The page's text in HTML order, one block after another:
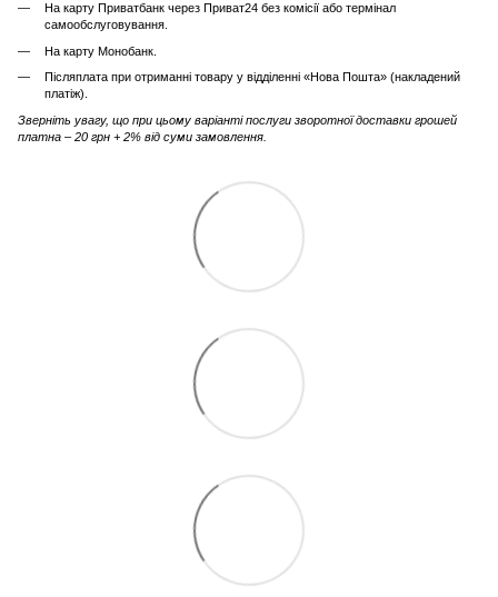
На карту Приватбанк через Приват24 без комісії або термінал
самообслуговування.
На карту Монобанк.
Післяплата при отриманні товару у відділенні «Нова Пошта» (накладений
платіж).
Зверніть увагу, що при цьому варіанті послуги зворотної доставки грошей
платна – 20 грн + 2% від суми замовлення.